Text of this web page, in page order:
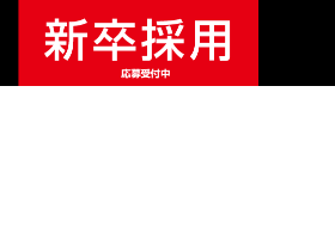
販売価格¥14,630（税込）